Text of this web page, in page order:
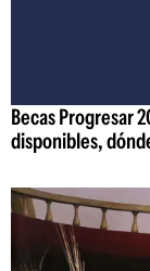
Becas Progresar
disponibles,